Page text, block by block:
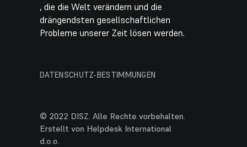
, die die Welt verändern und die
drängendsten gesellschaftlichen
Probleme unserer Zeit lösen werden.
DATENSCHUTZ-BESTIMMUNGEN
© 2022 DISZ. Alle Rechte vorbehalten.
Erstellt von Helpdesk International
d.o.o.